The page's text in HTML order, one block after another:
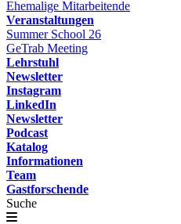
Ehemalige Mitarbeitende
Veranstaltungen
Summer School 26
GeTrab Meeting
Lehrstuhl
Newsletter
Instagram
LinkedIn
Newsletter
Podcast
Katalog
Informationen
Team
Gastforschende
Suche